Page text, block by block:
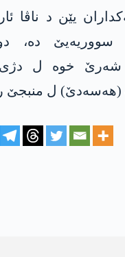
یێن د ناڤا
شەرێ خوە ل
(ھەسەدێ) ل منبجێ